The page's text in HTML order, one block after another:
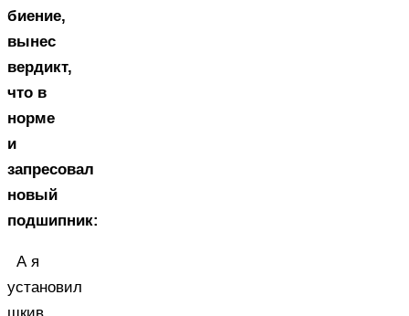
биение,
вынес
вердикт,
что в
норме
и
запресовал
новый
подшипник:
А я
установил
шкив